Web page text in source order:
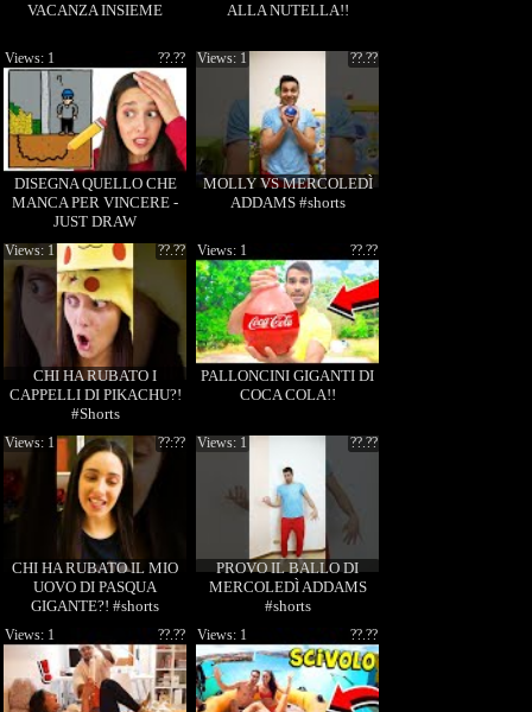
VACANZA INSIEME ALLA NUTELLA!!
DISEGNA QUELLO CHE
MANCA PER VINCERE -
JUST DRAW
??.??
Views: 1
MOLLY VS MERCOLEDÌ
ADDAMS #shorts
??.??
Views: 1
CHI HA RUBATO I
CAPPELLI DI PIKACHU?!
#Shorts
??.??
Views: 1
PALLONCINI GIGANTI DI
COCA COLA!!
??.??
Views: 1
CHI HA RUBATO IL MIO
UOVO DI PASQUA
GIGANTE?! #shorts
??:??
Views: 1
PROVO IL BALLO DI
MERCOLEDÌ ADDAMS
#shorts
??.??
Views: 1
??.??
Views: 1 ??.??
Views: 1